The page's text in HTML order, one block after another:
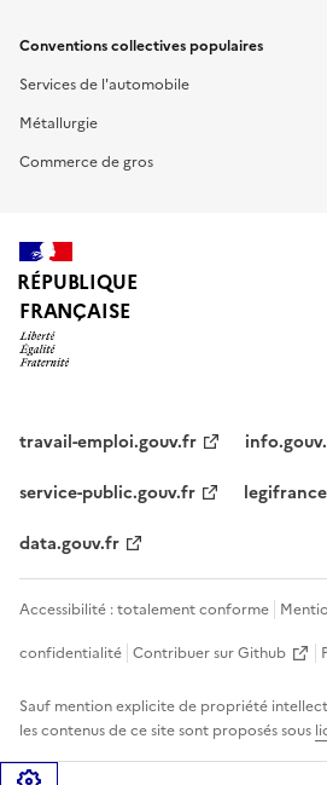
Conventions collectives populaires
Services de l'automobile
Métallurgie
Commerce de gros
RÉPUBLIQUE
FRANÇAISE
travail-emploi.gouv.fr
service-public.gouv.fr
data.gouv.fr
Accessibilité : totalement conforme
confidentialité Contribuer sur Github
Sauf mention explicite de propriété
les contenus de ce site sont proposés sous